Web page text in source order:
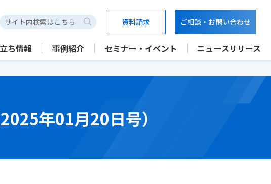
ち情報 事例紹介 セミナー・イベント ニュースリリース
検索 資料請求 ご相談・お問い合わせ
年01月20日号）